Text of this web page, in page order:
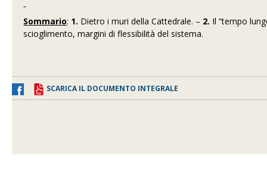
Sommario: 1. Dietro i muri della Cattedrale. – 2. Il “tempo
scioglimento, margini di flessibilità del sistema.
SCARICA IL DOCUMENTO INTEGRALE